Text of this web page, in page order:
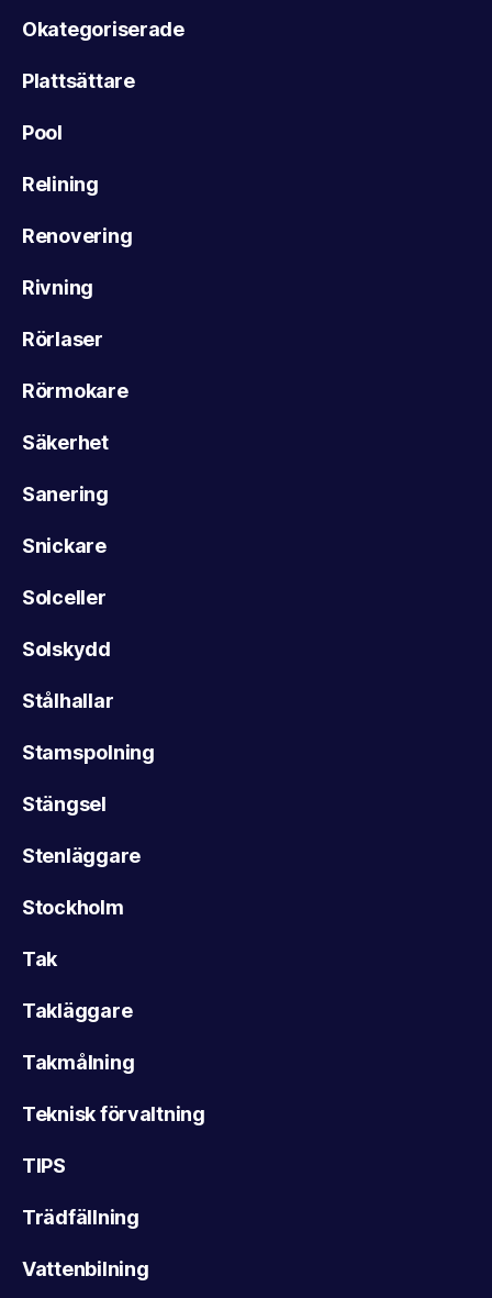
Okategoriserade
Plattsättare
Pool
Relining
Renovering
Rivning
Rörlaser
Rörmokare
Säkerhet
Sanering
Snickare
Solceller
Solskydd
Stålhallar
Stamspolning
Stängsel
Stenläggare
Stockholm
Tak
Takläggare
Takmålning
Teknisk förvaltning
TIPS
Trädfällning
Vattenbilning